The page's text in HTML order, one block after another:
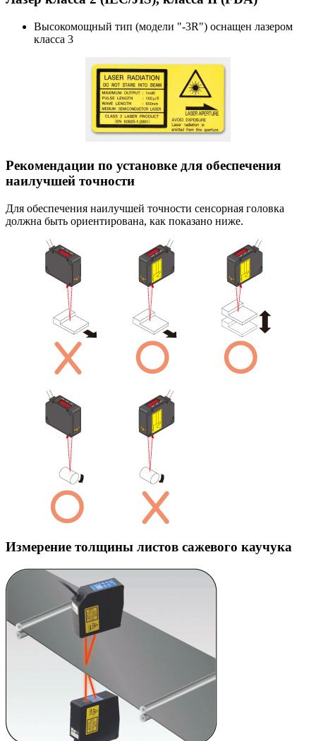
Высокомощный тип (модели "-3R") оснащен лазером
класса 3
Рекомендации по установке для обеспечения
наилучшей точности
Для обеспечения наилучшей точности сенсорная головка
должна быть ориентирована, как показано ниже.
Измерение толщины листов сажевого каучука